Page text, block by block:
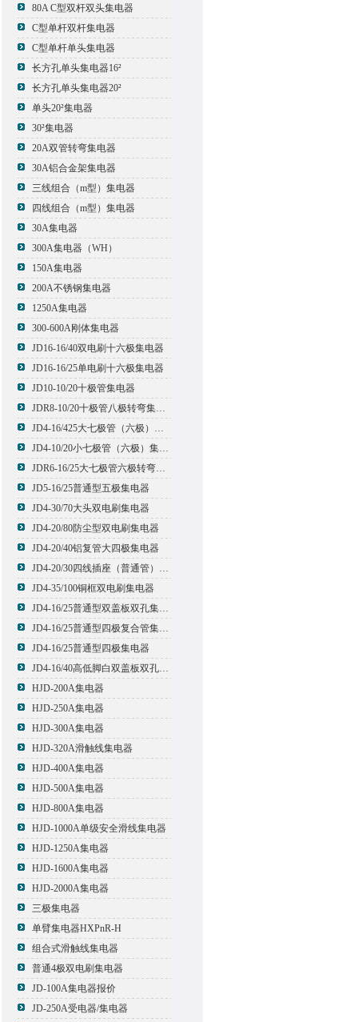
80A C型双杆双头集电器
C型单杆双杆集电器
C型单杆单头集电器
长方孔单头集电器16²
长方孔单头集电器20²
单头20²集电器
30²集电器
20A双管转弯集电器
30A铝合金架集电器
三线组合（m型）集电器
四线组合（m型）集电器
30A集电器
300A集电器（WH）
150A集电器
200A不锈钢集电器
1250A集电器
300-600A刚体集电器
JD16-16/40双电刷十六极集电器
JD16-16/25单电刷十六极集电器
JD10-10/20十极管集电器
JDR8-10/20十极管八极转弯集电器
JD4-16/425大七极管（六极）集电器
JD4-10/20小七极管（六极）集电器
JDR6-16/25大七极管六极转弯集电器
JD5-16/25普通型五极集电器
JD4-30/70大头双电刷集电器
JD4-20/80防尘型双电刷集电器
JD4-20/40铝复管大四极集电器
JD4-20/30四线插座（普通管）集电器
JD4-35/100铜框双电刷集电器
JD4-16/25普通型双盖板双孔集电器
JD4-16/25普通型四极复合管集电器
JD4-16/25普通型四极集电器
JD4-16/40高低脚白双盖板双孔集电器
HJD-200A集电器
HJD-250A集电器
HJD-300A集电器
HJD-320A滑触线集电器
HJD-400A集电器
HJD-500A集电器
HJD-800A集电器
HJD-1000A单级安全滑线集电器
HJD-1250A集电器
HJD-1600A集电器
HJD-2000A集电器
三极集电器
单臂集电器HXPnR-H
组合式滑触线集电器
普通4极双电刷集电器
JD-100A集电器报价
JD-250A受电器/集电器